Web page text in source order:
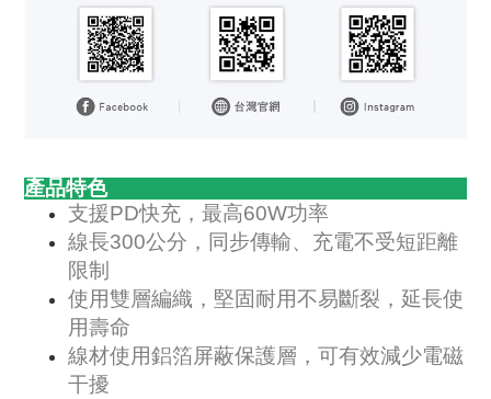
產品特色
支援PD快充，最高60W功率
線長300公分，同步傳輸、充電不受短距離
限制
使用雙層編織，堅固耐用不易斷裂，延長使
用壽命
線材使用鋁箔屏蔽保護層，可有效減少電磁
干擾